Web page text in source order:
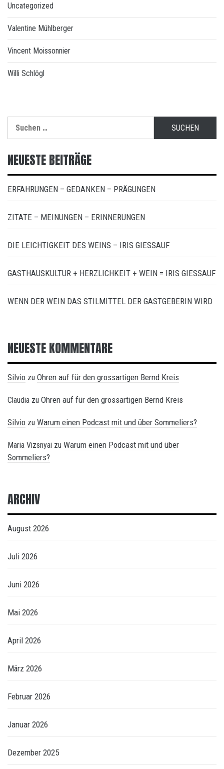
Uncategorized
Valentine Mühlberger
Vincent Moissonnier
Willi Schlögl
nach:
NEUESTE BEITRÄGE
ERFAHRUNGEN – GEDANKEN – PRÄGUNGEN
ZITATE – MEINUNGEN – ERINNERUNGEN
DIE LEICHTIGKEIT DES WEINS – IRIS GIESSAUF
GASTHAUSKULTUR + HERZLICHKEIT + WEIN = IRIS GIESSAUF
WENN DER WEIN DAS STILMITTEL DER GASTGEBERIN WIRD
NEUESTE KOMMENTARE
Silvio zu Ohren auf für den grossartigen Bernd Kreis
Claudia zu Ohren auf für den grossartigen Bernd Kreis
Silvio zu Warum einen Podcast mit und über Sommeliers?
Maria Vizsnyai zu Warum einen Podcast mit und über
Sommeliers?
ARCHIV
August 2026
Juli 2026
Juni 2026
Mai 2026
April 2026
März 2026
Februar 2026
Januar 2026
Dezember 2025